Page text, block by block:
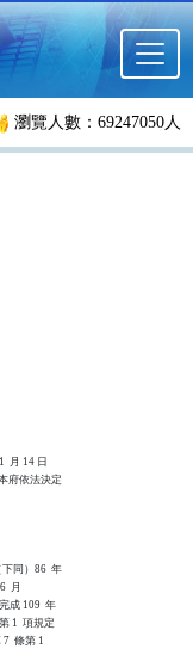
瀏覽人數：69247050人
月 14 日
府依法決定
同）86  年
月
成 109  年
1  項規定
條第 1